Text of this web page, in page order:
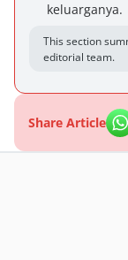
keluarganya.
This section
editorial team.
Share Article